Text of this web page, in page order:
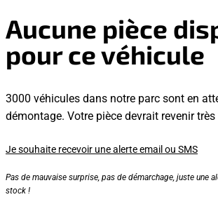
Aucune pièce
pour ce véhicule
3000 véhicules dans notre parc sont en
démontage. Votre pièce devrait revenir très
Je souhaite recevoir une alerte email ou SMS
Pas de mauvaise surprise, pas de démarchage, juste une
stock !